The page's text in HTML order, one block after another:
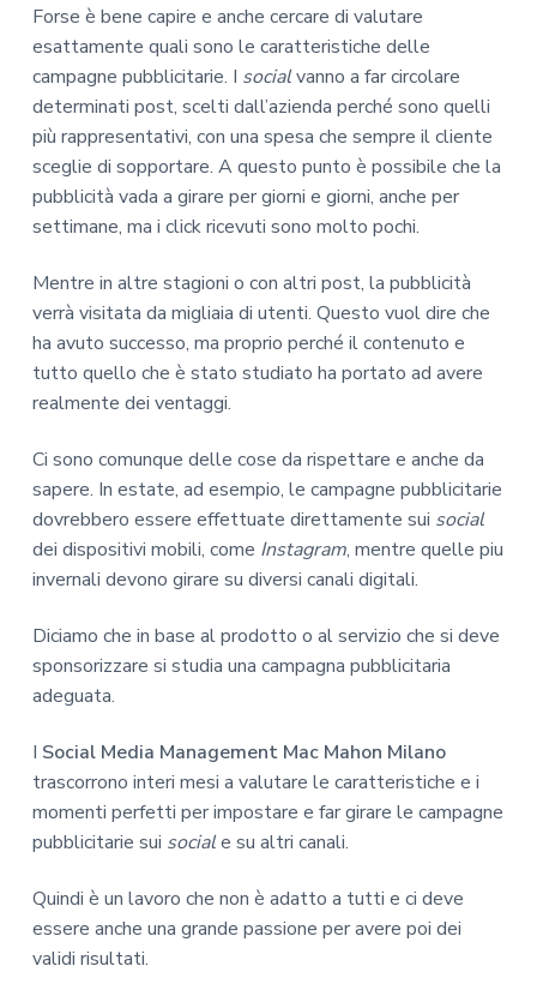
Forse è bene capire e anche cercare di valutare
esattamente quali sono le caratteristiche delle
campagne pubblicitarie. I socialvanno a far circolare
determinati post, scelti dall’azienda perché sono quelli
più rappresentativi, con una spesa che sempre il cliente
sceglie di sopportare. A questo punto è possibile che la
pubblicità vada a girare per giorni e giorni, anche per
settimane, ma i click ricevuti sono molto pochi.
Mentre in altre stagioni o con altri post, la pubblicità
verrà visitata da migliaia di utenti. Questo vuol dire che
ha avuto successo, ma proprio perché il contenuto e
tutto quello che è stato studiato ha portato ad avere
realmente dei ventaggi.
Ci sono comunque delle cose da rispettare e anche da
sapere. In estate, ad esempio, le campagne pubblicitarie
dovrebbero essere effettuate direttamente sui social
dei dispositivi mobili, come Instagram, mentre quelle piu
invernali devono girare su diversi canali digitali.
Diciamo che in base al prodotto o al servizio che si deve
sponsorizzare si studia una campagna pubblicitaria
adeguata.
I Social Media Management Mac Mahon Milano
trascorrono interi mesi a valutare le caratteristiche e i
momenti perfetti per impostare e far girare le campagne
pubblicitarie sui sociale su altri canali.
Quindi è un lavoro che non è adatto a tutti e ci deve
essere anche una grande passione per avere poi dei
validi risultati.